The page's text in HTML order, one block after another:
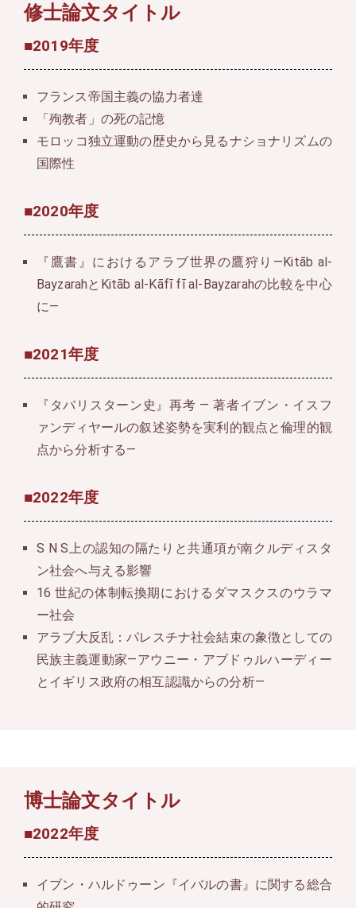
修士論文タイトル
■2019年度
フランス帝国主義の協力者達
「殉教者」の死の記憶
モロッコ独立運動の歴史から見るナショナリズムの
国際性
■2020年度
『鷹書』におけるアラブ世界の鷹狩り―Kitāb al-
BayzarahとKitāb al-Kāfī fī al-Bayzarahの比較を中心
に―
■2021年度
『タバリスターン史』再考 ― 著者イブン・イスフ
ァンディヤールの叙述姿勢を実利的観点と倫理的観
点から分析する―
■2022年度
S N S上の認知の隔たりと共通項が南クルディスタ
ン社会へ与える影響
16 世紀の体制転換期におけるダマスクスのウラマ
ー社会
アラブ大反乱：パレスチナ社会結束の象徴としての
民族主義運動家—アウニー・アブドゥルハーディー
とイギリス政府の相互認識からの分析—
博士論文タイトル
■2022年度
イブン・ハルドゥーン『イバルの書』に関する総合